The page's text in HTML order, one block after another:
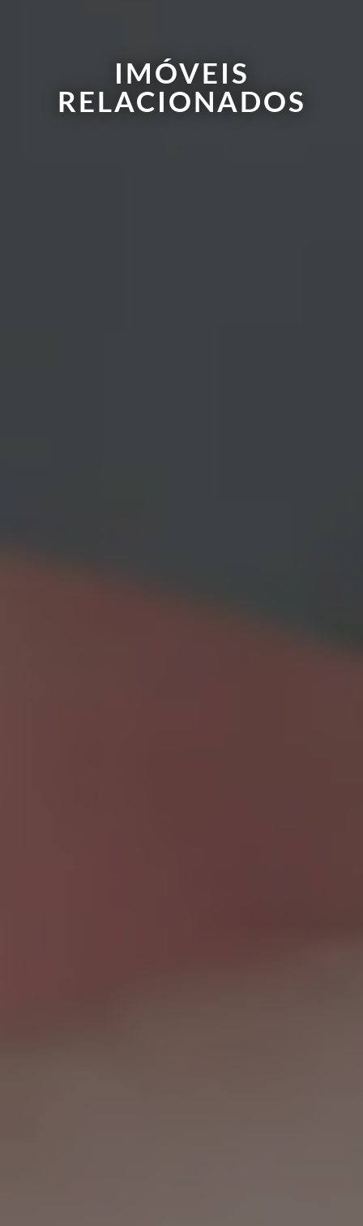
IMÓVEIS
RELACIONADOS